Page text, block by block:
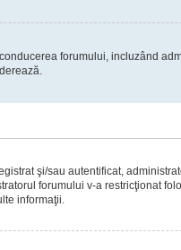
forumului, incluzând
şi/sau autentificat,
forumului v-a restricţionat
informaţii.